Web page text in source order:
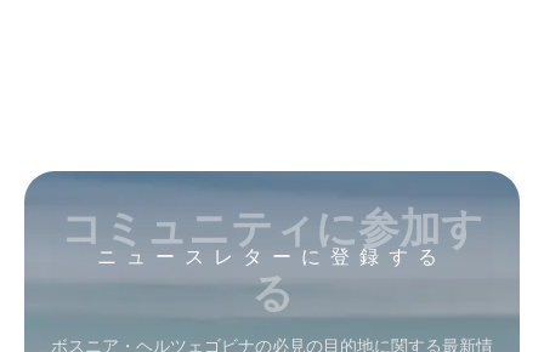
ニュースレターに登録する
コミュニティに参加す
る
ボスニア・ヘルツェゴビナの必見の目的地に関する最新情